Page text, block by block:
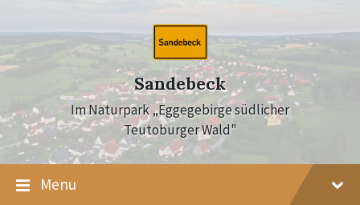
content
main
navigation
footer
Sandebeck
Im Naturpark „Eggegebirge südlicher
Teutoburger Wald"
Menu